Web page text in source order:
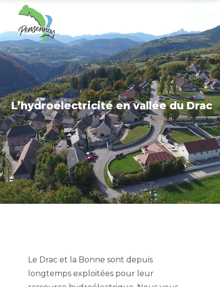
L’hydroélectricité en vallée du Drac
Le Drac et la Bonne sont depuis
longtemps exploitées pour leur